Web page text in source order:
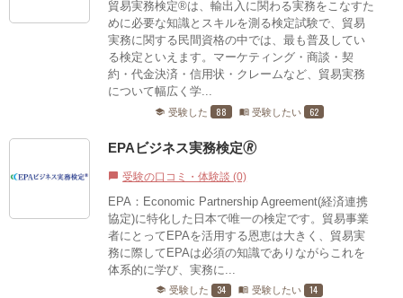
貿易実務検定®は、輸出入に関わる実務をこなすた
めに必要な知識とスキルを測る検定試験で、貿易
実務に関する民間資格の中では、最も普及してい
る検定といえます。マーケティング・商談・契
約・代金決済・信用状・クレームなど、貿易実務
について幅広く学...
school 受験した 88 menu_book 受験したい 62
EPAビジネス実務検定🄬
chat_bubble 受験の口コミ・体験談 (0)
EPA：Economic Partnership Agreement(経済連携
協定)に特化した日本で唯一の検定です。貿易事業
者にとってEPAを活用する恩恵は大きく、貿易実
務に際してEPAは必須の知識でありながらこれを
体系的に学び、実務に...
school 受験した 34 menu_book 受験したい 14